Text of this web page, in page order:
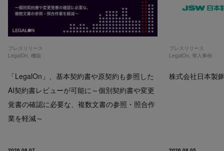
プレスリリース
LegalOn ,機能
「LegalOn」、基本契約書や原契約も参照した
AI契約書レビューが可能に～個別契約書や変更
覚書の確認に必要な、複数文書の参照・照合作
業を軽減～
プレスリリース
LegalOn 導入事例
株式会社日本製